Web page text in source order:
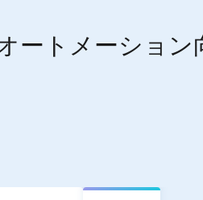
ートメーション